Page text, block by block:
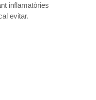
inflamatòries
evitar.